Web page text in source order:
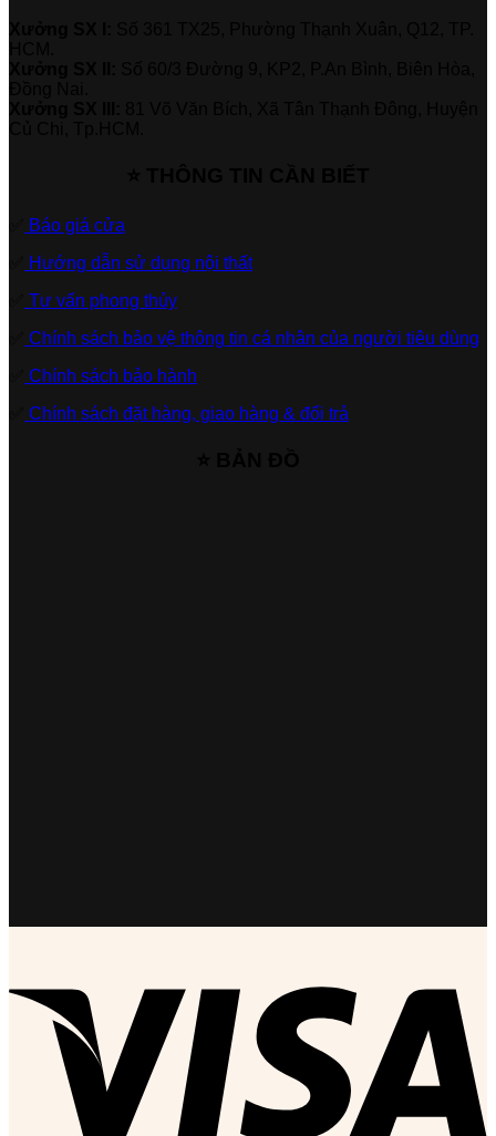
Báo giá cửa
Hướng dẫn sử dụng nội thất
Tư vấn phong thủy
Chính sách bảo vệ thông tin cá nhân của người tiêu dùng
Chính sách bảo hành
Chính sách đặt hàng, giao hàng & đổi trả